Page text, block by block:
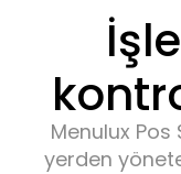
Menulux Pos
yerden